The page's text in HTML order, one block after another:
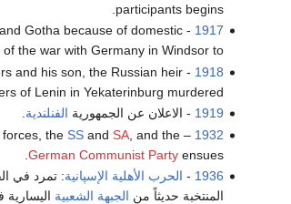
participants begins.
1917
Gotha because of domestic
the war with Germany in Windsor to.
1918
and his son, the Russian heir
of Lenin in Yekaterinburg murdered.
1919 - الاعلان عن الجمهورية الفنلندية
1932
–
the SSand SA, and the
German Communist Partyensues.
1936
- الحرب الأهلية الإسپانية: تمرد في
المنتخبة حديثاً من الجبهة الشعبية اليسارية